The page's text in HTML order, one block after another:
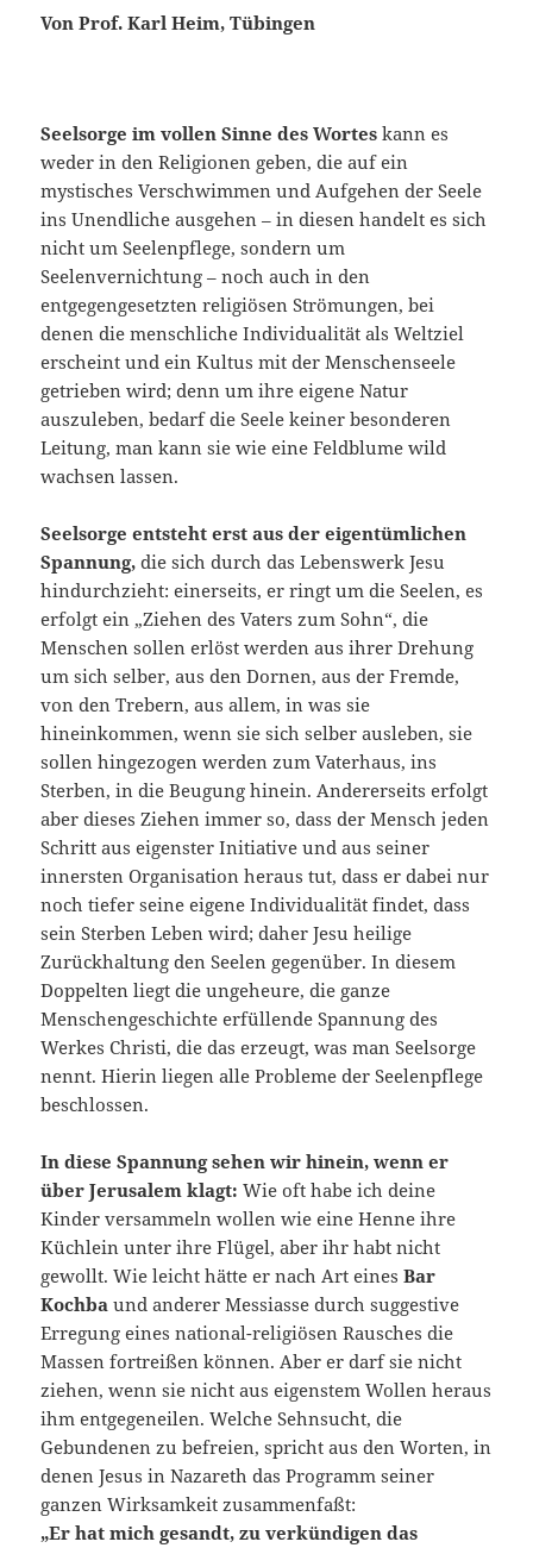
Von Prof. Karl Heim, Tübingen
Seelsorge im vollen Sinne des Worteskann es
weder in den Religionen geben, die auf ein
mystisches Verschwimmen und Aufgehen der Seele
ins Unendliche ausgehen – in diesen handelt es sich
nicht um Seelenpflege, sondern um
Seelenvernichtung – noch auch in den
entgegengesetzten religiösen Strömungen, bei
denen die menschliche Individualität als Weltziel
erscheint und ein Kultus mit der Menschenseele
getrieben wird; denn um ihre eigene Natur
auszuleben, bedarf die Seele keiner besonderen
Leitung, man kann sie wie eine Feldblume wild
wachsen lassen.
Seelsorge entsteht erst aus der eigentümlichen
Spannung, die sich durch das Lebenswerk Jesu
hindurchzieht: einerseits, er ringt um die Seelen, es
erfolgt ein „Ziehen des Vaters zum Sohn“, die
Menschen sollen erlöst werden aus ihrer Drehung
um sich selber, aus den Dornen, aus der Fremde,
von den Trebern, aus allem, in was sie
hineinkommen, wenn sie sich selber ausleben, sie
sollen hingezogen werden zum Vaterhaus, ins
Sterben, in die Beugung hinein. Andererseits erfolgt
aber dieses Ziehen immer so, dass der Mensch jeden
Schritt aus eigenster Initiative und aus seiner
innersten Organisation heraus tut, dass er dabei nur
noch tiefer seine eigene Individualität findet, dass
sein Sterben Leben wird; daher Jesu heilige
Zurückhaltung den Seelen gegenüber. In diesem
Doppelten liegt die ungeheure, die ganze
Menschengeschichte erfüllende Spannung des
Werkes Christi, die das erzeugt, was man Seelsorge
nennt. Hierin liegen alle Probleme der Seelenpflege
beschlossen.
In diese Spannung sehen wir hinein, wenn er
über Jerusalem klagt: Wie oft habe ich deine
Kinder versammeln wollen wie eine Henne ihre
Küchlein unter ihre Flügel, aber ihr habt nicht
gewollt. Wie leicht hätte er nach Art einesBar
Kochba und anderer Messiasse durch suggestive
Erregung eines national-religiösen Rausches die
Massen fortreißen können. Aber er darf sie nicht
ziehen, wenn sie nicht aus eigenstem Wollen heraus
ihm entgegeneilen. Welche Sehnsucht, die
Gebundenen zu befreien, spricht aus den Worten, in
denen Jesus in Nazareth das Programm seiner
ganzen Wirksamkeit zusammenfaßt:
„Er hat mich gesandt, zu verkündigen das